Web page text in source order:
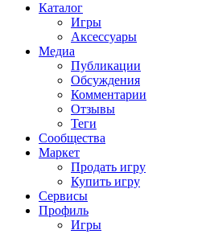
Каталог
Игры
Аксессуары
Медиа
Публикации
Обсуждения
Комментарии
Отзывы
Теги
Сообщества
Маркет
Продать игру
Купить игру
Сервисы
Профиль
Игры